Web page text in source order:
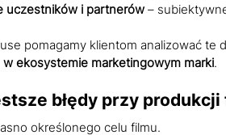
uczestników i partnerów –
pomagamy klientom analizować
w ekosystemie marketingowym marki.
błędy przy
określonego celu filmu.